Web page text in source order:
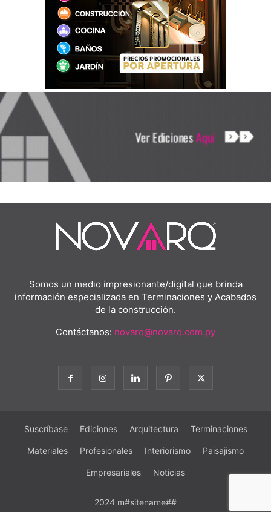
Somos un medio impresionante/digital que brinda
información especializada en Terminaciones y Acabados
de la construcción.
Contáctanos: novarq@novarq.com.py
Suscríbase Ediciones Arquitectura Terminaciones
Materiales Profesionales Interiorismo Paisajismo
Empresariales Noticias
2024 m#sitename##